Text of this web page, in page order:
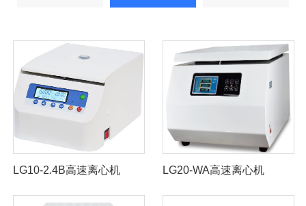
LG10-2.4B高速离心机 LG20-WA高速离心机